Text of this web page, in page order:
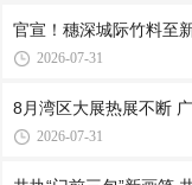
官宣！穗深城际竹料至
2026-07-31
8月湾区大展热展不断
2026-07-31